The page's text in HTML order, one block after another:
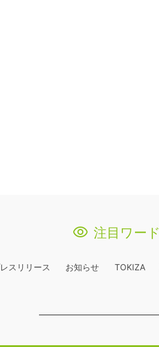
注目ワード
スリリース お知らせ TOKIZA